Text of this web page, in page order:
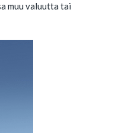
muu valuutta tai